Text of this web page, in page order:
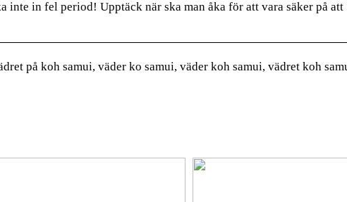
inte in fel period! Upptäck när ska man åka för att vara säker på att
på koh samui, väder ko samui, väder koh samui, vädret koh